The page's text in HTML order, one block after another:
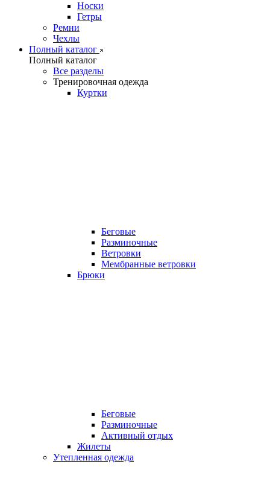
Носки
Гетры
Ремни
Чехлы
Полный каталог
Полный каталог
Все разделы
Тренировочная одежда
Куртки
Беговые
Разминочные
Ветровки
Мембранные ветровки
Брюки
Беговые
Разминочные
Активный отдых
Жилеты
Утепленная одежда